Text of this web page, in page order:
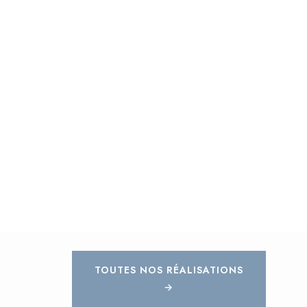
TOUTES NOS RÉALISATIONS
→